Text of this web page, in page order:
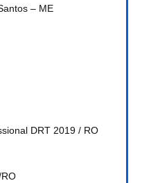
– ME
DRT 2019 / RO